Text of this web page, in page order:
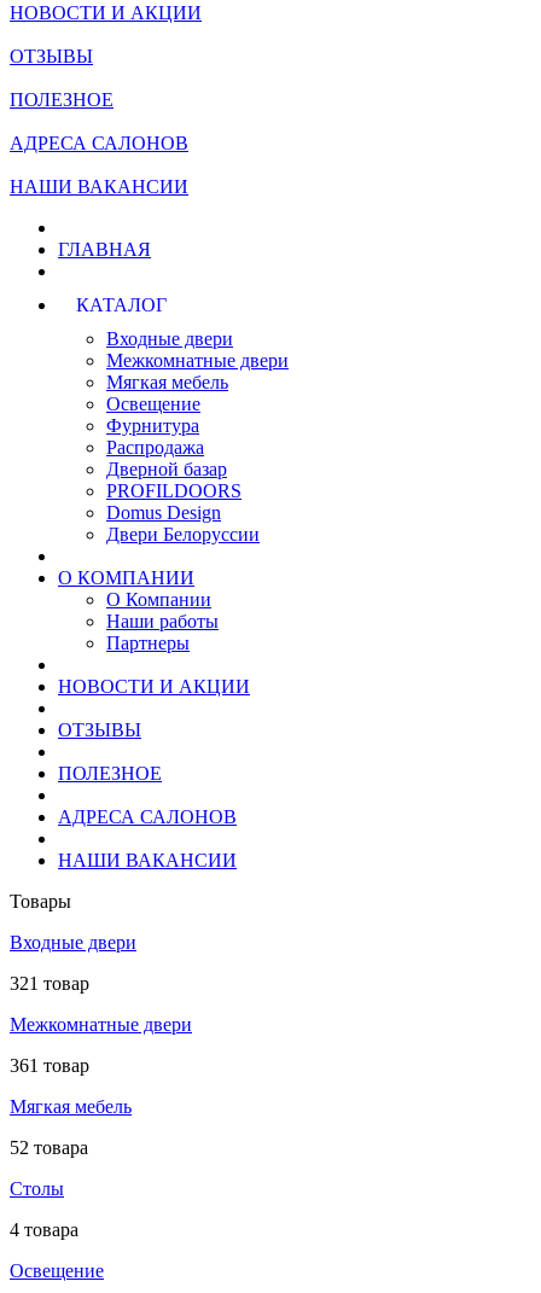
НОВОСТИ И АКЦИИ
ОТЗЫВЫ
ПОЛЕЗНОЕ
АДРЕСА САЛОНОВ
НАШИ ВАКАНСИИ
ГЛАВНАЯ
КАТАЛОГ
Входные двери
Межкомнатные двери
Мягкая мебель
Освещение
Фурнитура
Распродажа
Дверной базар
PROFILDOORS
Domus Design
Двери Белоруссии
О КОМПАНИИ
О Компании
Наши работы
Партнеры
НОВОСТИ И АКЦИИ
ОТЗЫВЫ
ПОЛЕЗНОЕ
АДРЕСА САЛОНОВ
НАШИ ВАКАНСИИ
Товары
Входные двери
321 товар
Межкомнатные двери
361 товар
Мягкая мебель
52 товара
Столы
4 товара
Освещение